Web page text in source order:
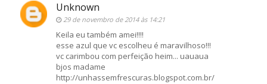
Unknown
29 de novembro de 2014 às 14:21
Keila eu também amei!!!!
esse azul que vc escolheu é maravilhoso!!!
vc carimbou com perfeição heim... uauaua
bjos madame
http://unhassemfrescuras.blogspot.com.br/